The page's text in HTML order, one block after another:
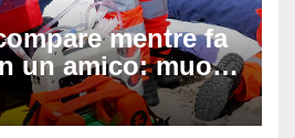
mentre fa
un amico: muore
45 minuti di
di